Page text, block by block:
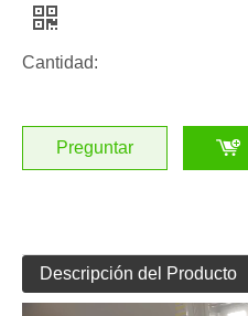
Cantidad:
Preguntar
Descripción del Producto